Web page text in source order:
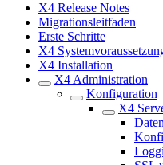
X4 Release Notes
Migrationsleitfaden
Erste Schritte
X4
X4 Installation
X4 Administration
Konfiguration
X4